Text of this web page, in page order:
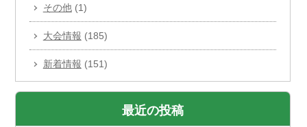
その他(1)
大会情報 (185)
新着情報 (151)
最近の投稿